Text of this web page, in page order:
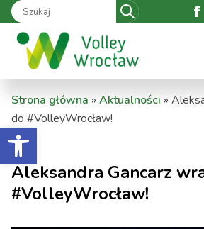
Otwórz pasek narzędzi
Search
for:
Strona główna » Aktualności »
do #VolleyWrocław!
Aleksandra Gancarz
#VolleyWrocław!